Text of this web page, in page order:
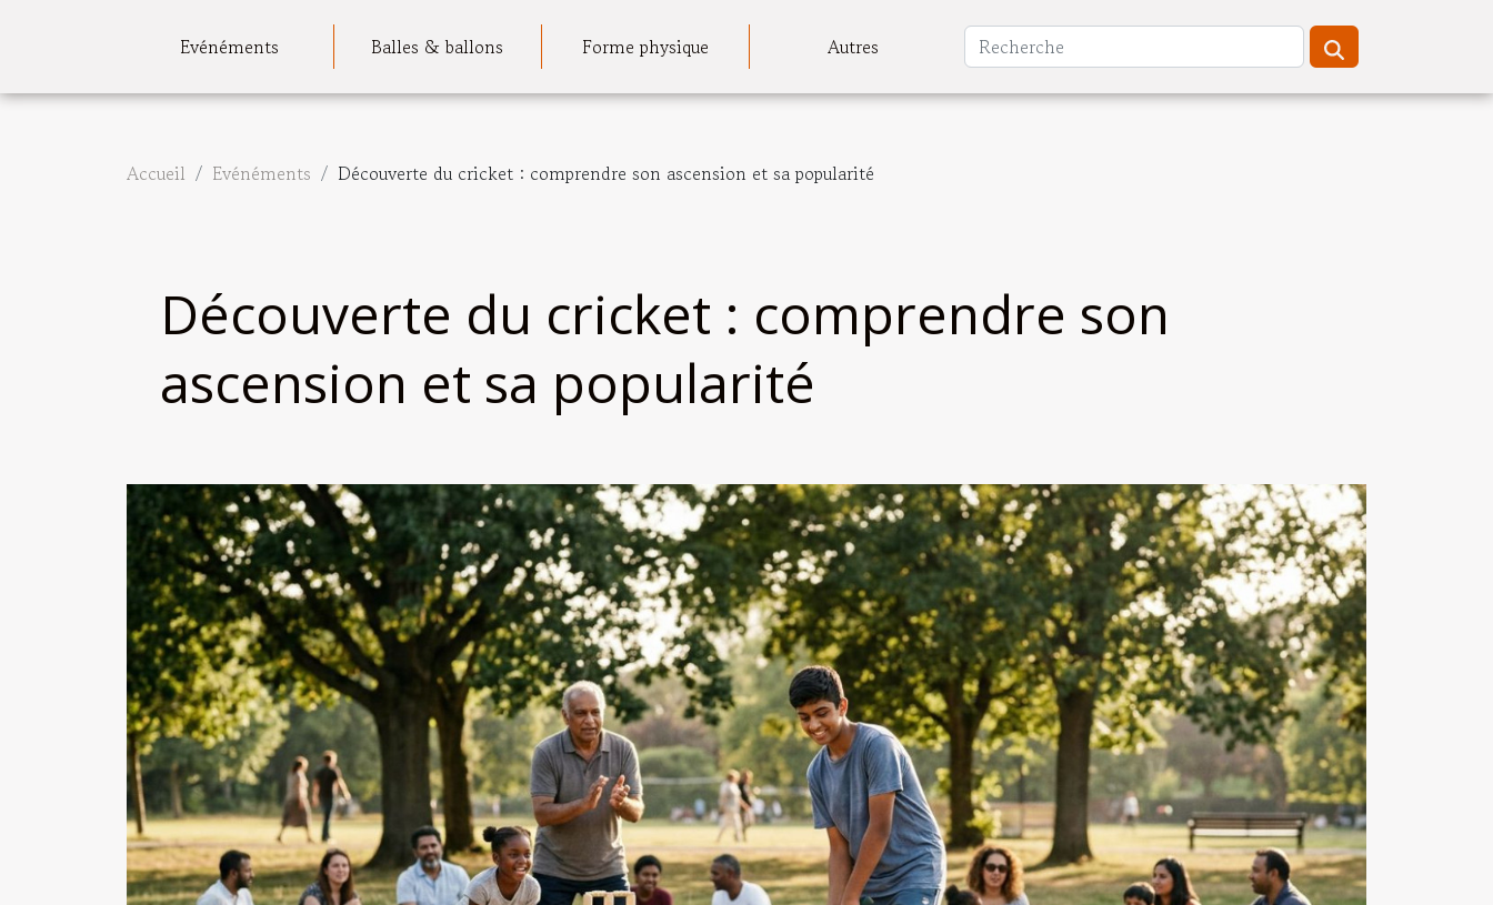
Evénéments Balles & ballons Forme physique Autres
Accueil Evénéments Découverte du cricket : comprendre son ascension et sa popularité
Découverte du cricket : comprendre son
ascension et sa popularité